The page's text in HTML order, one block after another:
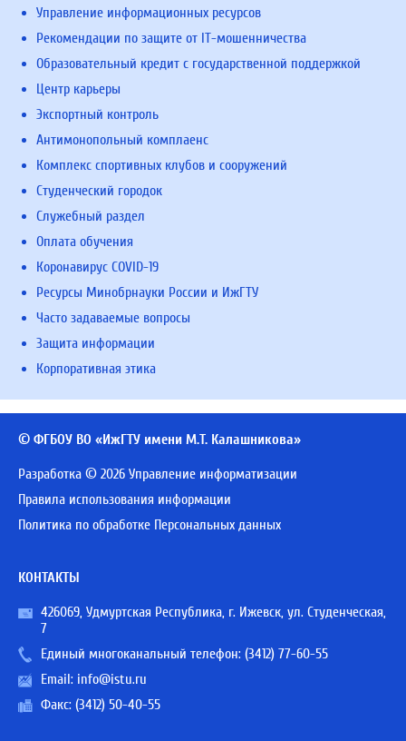
Управление информационных ресурсов
Рекомендации по защите от IT-мошенничества
Образовательный кредит с государственной поддержкой
Центр карьеры
Экспортный контроль
Антимонопольный комплаенс
Комплекс спортивных клубов и сооружений
Студенческий городок
Служебный раздел
Оплата обучения
Коронавирус COVID-19
Ресурсы Минобрнауки России и ИжГТУ
Часто задаваемые вопросы
Защита информации
Корпоративная этика
© ФГБОУ ВО «ИжГТУ имени М.Т. Калашникова»
Разработка © 2026 Управление информатизации
Правила использования информации
Политика по обработке Персональных данных
КОНТАКТЫ
426069, Удмуртская Республика, г. Ижевск, ул. Студенческая,
7
Единый многоканальный телефон: (3412) 77-60-55
Email: info@istu.ru
Факс: (3412) 50-40-55